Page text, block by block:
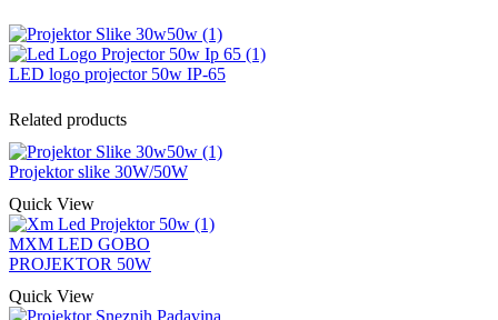
LED logo projector 50w IP-65
Related products
Projektor slike 30W/50W
Quick View
MXM LED GOBO
PROJEKTOR 50W
Quick View